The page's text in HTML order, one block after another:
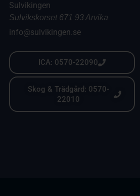
Sulvikingen
Sulvikskorset 671 93 Arvika
info@sulvikingen.se
ICA: 0570-22090
Skog & Trädgård: 0570-
22010